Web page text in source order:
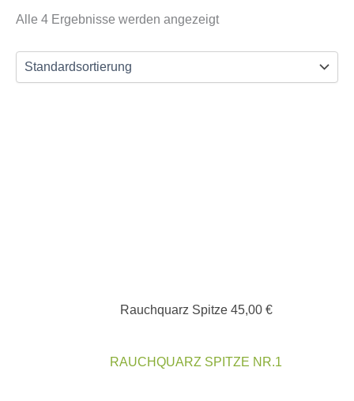
Alle 4 Ergebnisse werden angezeigt
RAUCHQUARZ SPITZE NR.1
Rauchquarz Spitze 45,00 €